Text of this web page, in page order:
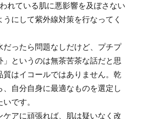
れている肌に悪影響を及ぼさない
うにして紫外線対策を行なってく
だったら問題なしだけど、プチプ
」というのは無茶苦茶な話だと思
質はイコールではありません。乾
、自分自身に最適なものを選定し
です。
ケアに頑張れば、肌は疑いなく改